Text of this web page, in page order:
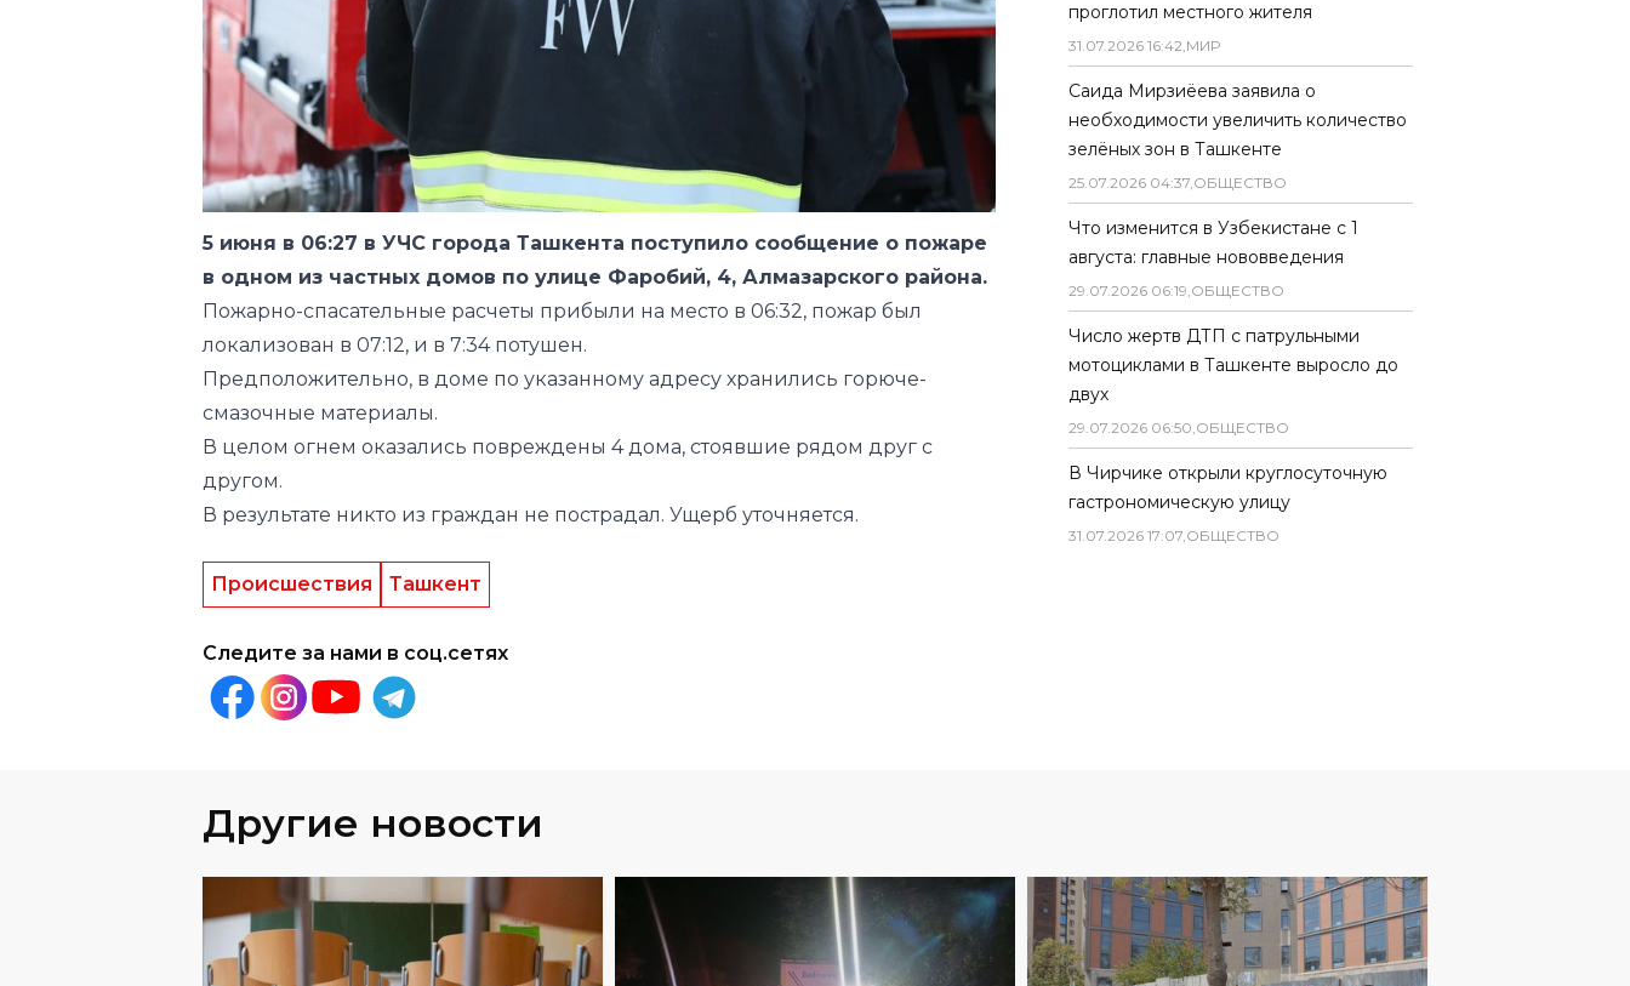
5 июня в 06:27 в УЧС города Ташкента поступило сообщение о пожаре
в одном из частных домов по улице Фаробий, 4, Алмазарского района.
Пожарно-спасательные расчеты прибыли на место в 06:32, пожар был
локализован в 07:12, и в 7:34 потушен.
Предположительно, в доме по указанному адресу хранились горюче-
смазочные материалы.
В целом огнем оказались повреждены 4 дома, стоявшие рядом друг с
другом.
В результате никто из граждан не пострадал. Ущерб уточняется.
Происшествия Ташкент
Следите за нами в соц.сетях
проглотил местного жителя
31.07.2026 16:42,МИР
Саида Мирзиёева заявила о
необходимости увеличить количество
зелёных зон в Ташкенте
25.07.2026 04:37,ОБЩЕСТВО
Что изменится в Узбекистане с 1
августа: главные нововведения
29.07.2026 06:19,ОБЩЕСТВО
Число жертв ДТП с патрульными
мотоциклами в Ташкенте выросло до
двух
29.07.2026 06:50,ОБЩЕСТВО
В Чирчике открыли круглосуточную
гастрономическую улицу
31.07.2026 17:07,ОБЩЕСТВО
Другие новости